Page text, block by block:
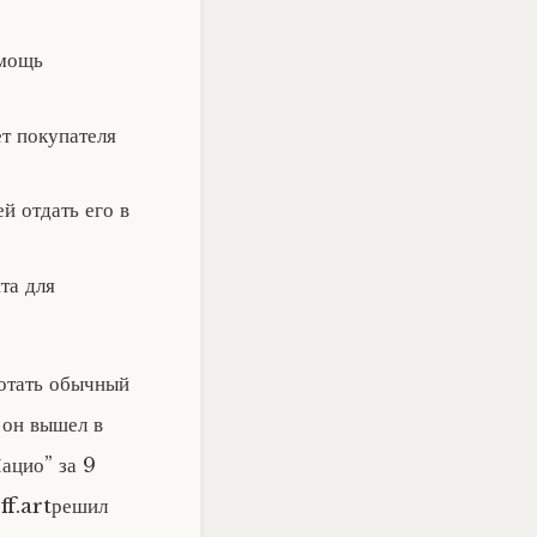
покупателя
отдать его в
для
обычный
вышел в
за 9